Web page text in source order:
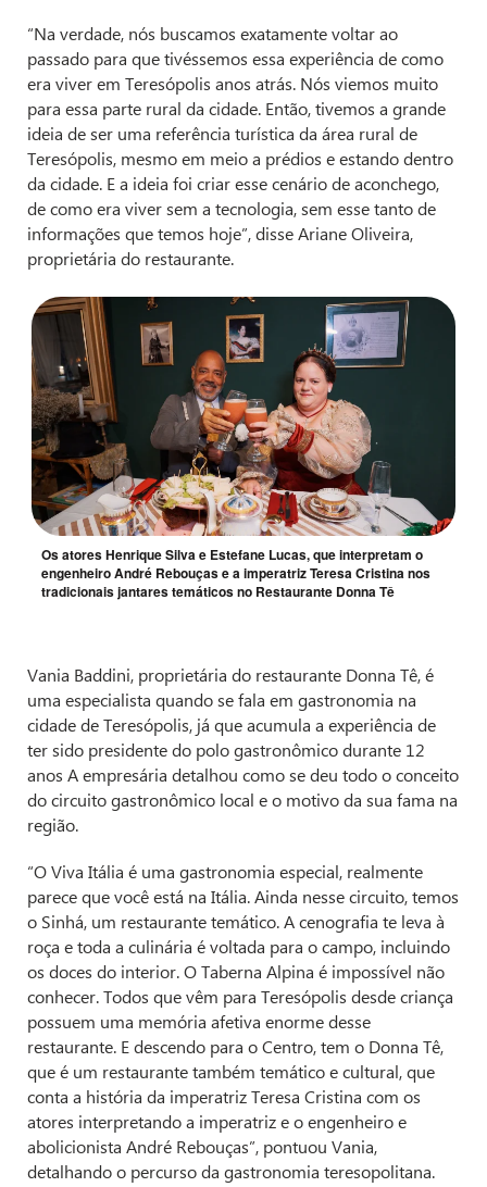
“Na verdade, nós buscamos exatamente voltar ao
passado para que tivéssemos essa experiência de como
era viver em Teresópolis anos atrás. Nós viemos muito
para essa parte rural da cidade. Então, tivemos a grande
ideia de ser uma referência turística da área rural de
Teresópolis, mesmo em meio a prédios e estando dentro
da cidade. E a ideia foi criar esse cenário de aconchego,
de como era viver sem a tecnologia, sem esse tanto de
informações que temos hoje”, disse Ariane Oliveira,
proprietária do restaurante.
Os atores Henrique Silva e Estefane Lucas, que interpretam o
engenheiro André Rebouças e a imperatriz Teresa Cristina nos
tradicionais jantares temáticos no Restaurante Donna Tê
Vania Baddini, proprietária do restaurante Donna Tê, é
uma especialista quando se fala em gastronomia na
cidade de Teresópolis, já que acumula a experiência de
ter sido presidente do polo gastronômico durante 12
anos A empresária detalhou como se deu todo o conceito
do circuito gastronômico local e o motivo da sua fama na
região.
“O Viva Itália é uma gastronomia especial, realmente
parece que você está na Itália. Ainda nesse circuito, temos
o Sinhá, um restaurante temático. A cenografia te leva à
roça e toda a culinária é voltada para o campo, incluindo
os doces do interior. O Taberna Alpina é impossível não
conhecer. Todos que vêm para Teresópolis desde criança
possuem uma memória afetiva enorme desse
restaurante. E descendo para o Centro, tem o Donna Tê,
que é um restaurante também temático e cultural, que
conta a história da imperatriz Teresa Cristina com os
atores interpretando a imperatriz e o engenheiro e
abolicionista André Rebouças”, pontuou Vania,
detalhando o percurso da gastronomia teresopolitana.